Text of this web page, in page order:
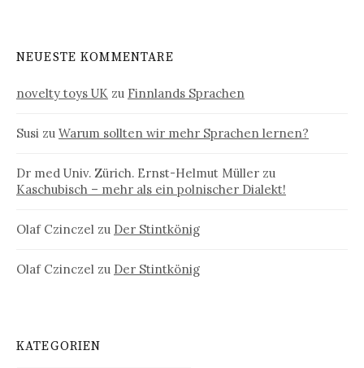
NEUESTE KOMMENTARE
novelty toys UK zu Finnlands Sprachen
Susi zu Warum sollten wir mehr Sprachen lernen?
Dr med Univ. Zürich. Ernst-Helmut Müller zu
Kaschubisch – mehr als ein polnischer Dialekt!
Olaf Czinczel zu Der Stintkönig
Olaf Czinczel zu Der Stintkönig
KATEGORIEN